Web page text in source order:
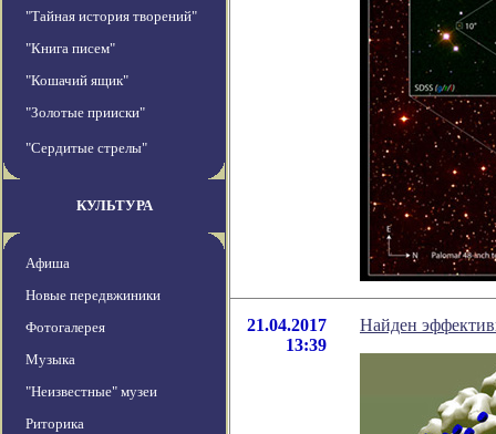
"Тайная история творений"
"Книга писем"
"Кошачий ящик"
"Золотые прииски"
"Сердитые стрелы"
КУЛЬТУРА
Афиша
Новые передвжиники
Фотогалерея
Музыка
"Неизвестные" музеи
Риторика
21.04.2017
13:39
Найден